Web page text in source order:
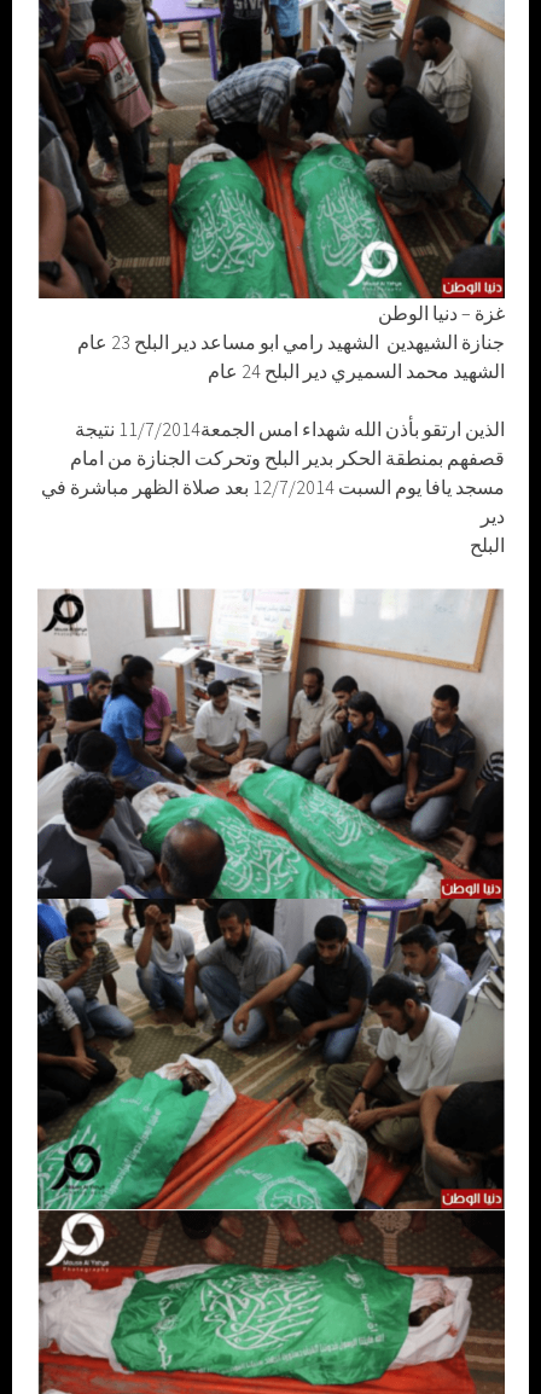
غزة – دنيا الوطن
جنازة الشيهدين الشهيد رامي ابو مساعد دير البلح 23 عام
الشهيد محمد السميري دير البلح 24 عام
الذين ارتقو بأذن الله شهداء امس الجمعة11/7/2014 نتيجة
قصفهم بمنطقة الحكر بدير البلح وتحركت الجنازة من امام
مسجد يافا يوم السبت 12/7/2014 بعد صلاة الظهر مباشرة في
دير
البلح